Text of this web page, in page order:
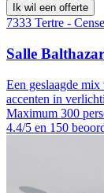
Ik wil een offerte
7333 Tertre -
Salle Balthazar
Een geslaagde
accenten in
Maximum 300
4.4/5 en 150